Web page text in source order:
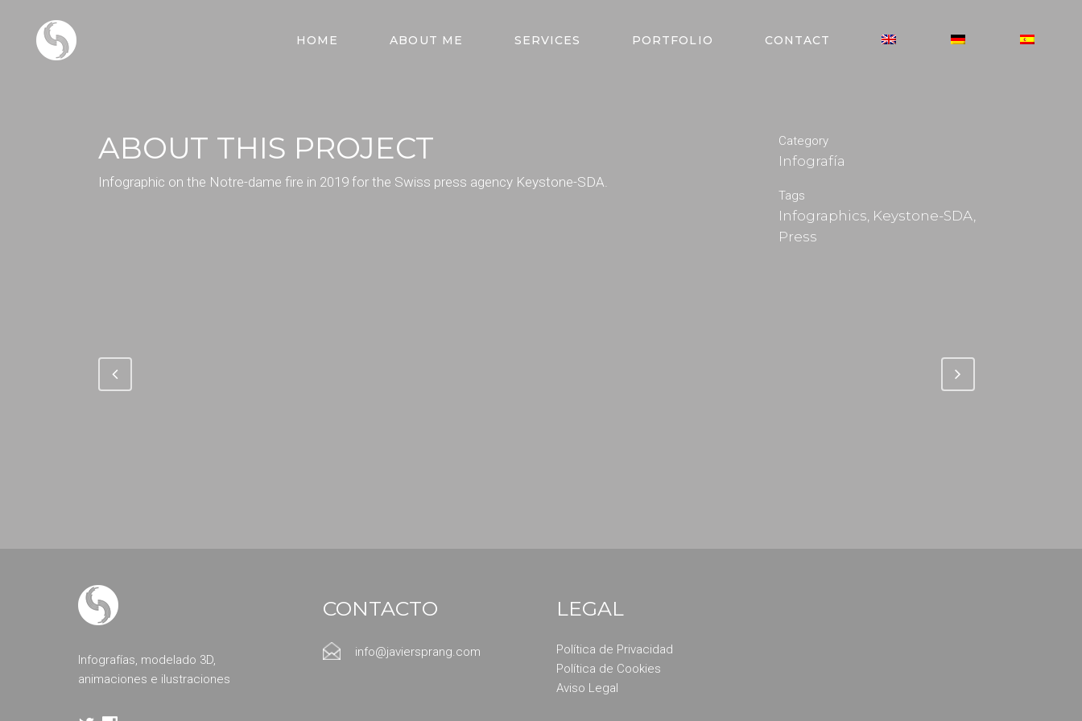
HOME ABOUT ME SERVICES PORTFOLIO CONTACT
ABOUT THIS PROJECT
Infographic on the Notre-dame fire in 2019 for the Swiss press agency Keystone-SDA.
Category
Infografía
Tags
Infographics, Keystone-SDA,
Press
Infografías, modelado 3D,
animaciones e ilustraciones
CONTACTO
info@javiersprang.com
LEGAL
Política de Privacidad
Política de Cookies
Aviso Legal